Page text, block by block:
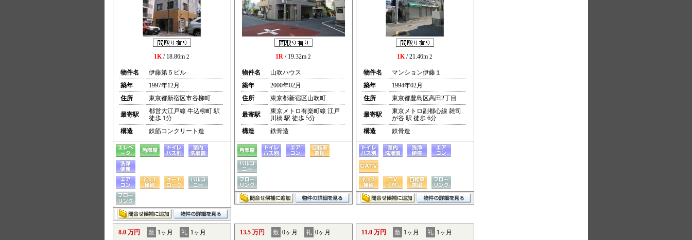
1K/ 18.86m 2
物件名
伊藤第５ビル
築年
1997年12月
住所
東京都新宿区市谷柳町
最寄駅
都営大江戸線 牛込柳町 駅
徒歩 1分
構造
鉄筋コンクリート造
1R / 19.32m 2
物件名
山吹ハウス
築年
2000年02月
住所
東京都新宿区山吹町
最寄駅
東京メトロ有楽町線 江戸
川橋 駅 徒歩 5分
構造
鉄骨造
1K/ 21.46m 2
物件名
マンション伊藤１
築年
1994年02月
住所
東京都豊島区高田2丁目
最寄駅
東京メトロ副都心線 雑司
が谷 駅 徒歩 6分
構造
鉄骨造
8.0 万円 敷 1ヶ月 礼 1ヶ月 13.5 万円 敷 0ヶ月 礼 0ヶ月 11.0 万円 敷 1ヶ月 礼 1ヶ月